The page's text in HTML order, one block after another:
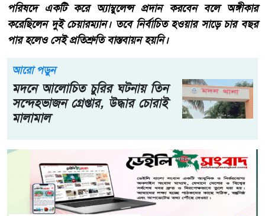
পরিষদে একটি করে অ্যাম্বুলেন্স প্রদান করবেন বলে অঙ্গীকার
করেছিলেন দুই চেয়ারম্যান। তবে নির্বাচিত হওয়ার সাড়ে চার বছর
পার হলেও সেই প্রতিশ্রুতি বাস্তবায়ন হয়নি।
আরো পড়ুন
মদনে আলোচিত চুরির ঘটনায় তিন
সন্দেহভাজন গ্রেপ্তার, উদ্ধার চোরাই
মালামাল